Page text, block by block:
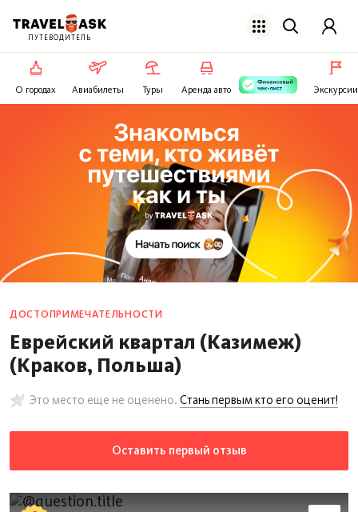
ДОСТОПРИМЕЧАТЕЛЬНОСТИ
Еврейский квартал (Казимеж)
(Краков, Польша)
Это место еще не оценено. Стань первым кто его оценит!
Оставить первый отзыв
ПУТЕВОДИТЕЛЬ
О городах Авиабилеты Туры Аренда авто Экскурсии